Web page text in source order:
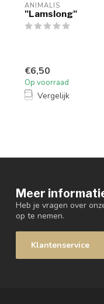
ANIMALIS
"Lamslong"
€6,50
Op voorraad
Vergelijk
Meer
Heb je vragen over
op te nemen.
Klantenservice